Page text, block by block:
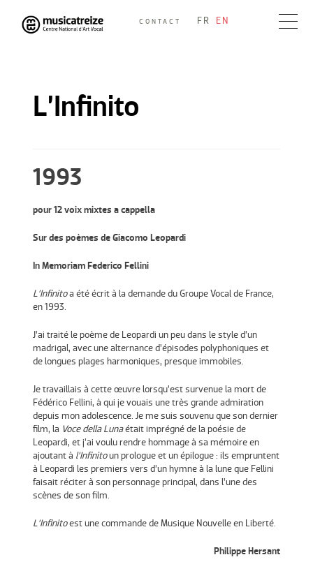
Skip
to
CONTACT FR EN
L’Infinito
1993
pour 12 voix mixtes a cappella
Sur des poèmes de Giacomo Leopardi
In Memoriam Federico Fellini
L’Infinitoa été écrit à la demande du Groupe Vocal de France,
en 1993.
J’ai traité le poème de Leopardi un peu dans le style d’un
madrigal, avec une alternance d’épisodes polyphoniques et
de longues plages harmoniques, presque immobiles.
Je travaillais à cette œuvre lorsqu’est survenue la mort de
Fédérico Fellini, à qui je vouais une très grande admiration
depuis mon adolescence. Je me suis souvenu que son dernier
film, la Voce della Lunaétait imprégné de la poésie de
Leopardi, et j’ai voulu rendre hommage à sa mémoire en
ajoutant à l’Infinitoun prologue et un épilogue : ils empruntent
à Leopardi les premiers vers d’un hymne à la lune que Fellini
faisait réciter à son personnage principal, dans l’une des
scènes de son film.
L’Infinitoest une commande de Musique Nouvelle en Liberté.
Philippe Hersant